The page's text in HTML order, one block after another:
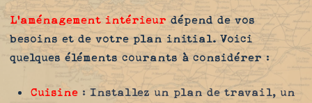
L'aménagement intérieurdépend de vos
besoins et de votre plan initial. Voici
quelques éléments courants à considérer :
Cuisine : Installez un plan de travail, un